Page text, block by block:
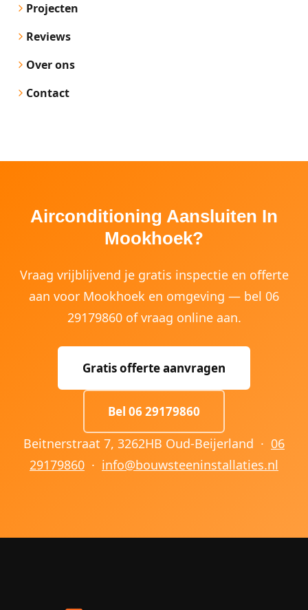
Projecten
Reviews
Over ons
Contact
Airconditioning Aansluiten In
Mookhoek?
Vraag vrijblijvend je gratis inspectie en offerte
aan voor Mookhoek en omgeving — bel 06
29179860 of vraag online aan.
Gratis offerte aanvragen
Bel 06 29179860
Beitnerstraat 7, 3262HB Oud-Beijerland · 06
29179860 · info@bouwsteeninstallaties.nl